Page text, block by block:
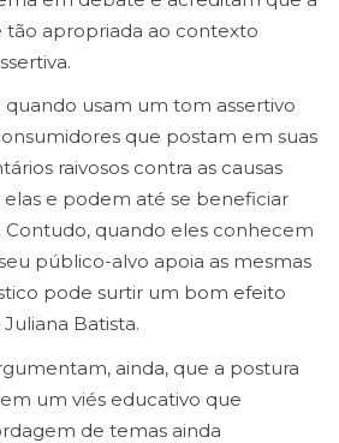
tão apropriada ao contexto
quando usam um tom assertivo
que postam em suas
raivosos contra as causas
elas e podem até se beneficiar
Contudo, quando eles conhecem
público-alvo apoia as mesmas
pode surtir um bom efeito
Batista.
ainda, que a postura
um viés educativo que
de temas ainda